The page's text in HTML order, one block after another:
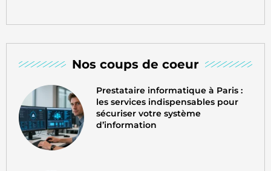
Nos coups de coeur
Prestataire informatique à Paris :
les services indispensables pour
sécuriser votre système
d’information